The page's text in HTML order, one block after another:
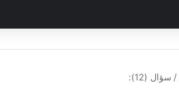
/ سؤال (12):